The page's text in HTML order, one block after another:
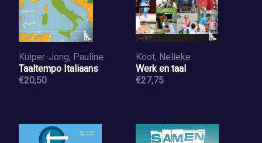
Kuiper-Jong, Pauline
Taaltempo Italiaans
€20,50
Koot, Nelleke
Werk en taal
€27,75